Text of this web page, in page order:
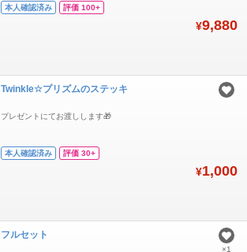
す。 ＊＊＊＊＊＊＊＊＊＊＊＊＊＊＊＊＊＊＊＊＊ ご購入前に念
本人確認済み 評価 100+
¥9,880
Twinkle☆プリズムのステッキ
プレゼントにてお渡しします🎁
本人確認済み 評価 30+
¥1,000
フルセット
×1